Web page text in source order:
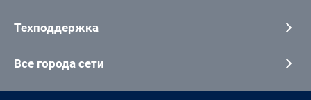
Техподдержка
Все города сети